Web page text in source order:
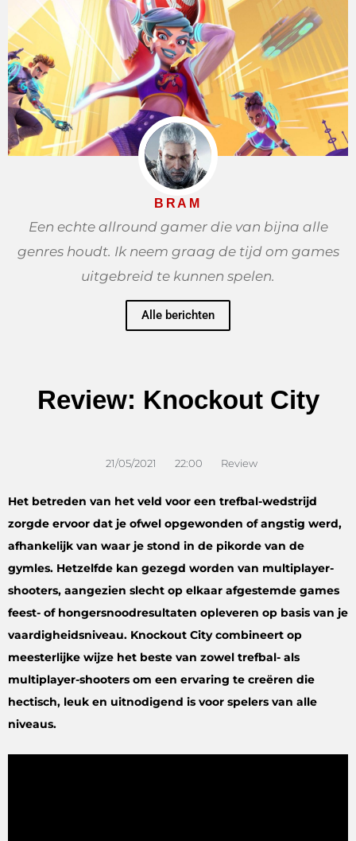
BRAM
Een echte allround gamer die van bijna alle
genres houdt. Ik neem graag de tijd om games
uitgebreid te kunnen spelen.
Alle berichten
Review: Knockout City
21/05/2021 22:00 Review
Het betreden van het veld voor een trefbal-wedstrijd
zorgde ervoor dat je ofwel opgewonden of angstig werd,
afhankelijk van waar je stond in de pikorde van de
gymles. Hetzelfde kan gezegd worden van multiplayer-
shooters, aangezien slecht op elkaar afgestemde games
feest- of hongersnoodresultaten opleveren op basis van je
vaardigheidsniveau. Knockout City combineert op
meesterlijke wijze het beste van zowel trefbal- als
multiplayer-shooters om een ​​ervaring te creëren die
hectisch, leuk en uitnodigend is voor spelers van alle
niveaus.